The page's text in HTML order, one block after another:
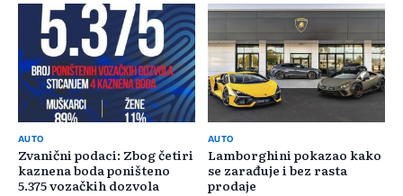
AUTO
Zvanični podaci: Zbog četiri
kaznena boda poništeno
5.375 vozačkih dozvola
AUTO
Lamborghini pokazao kako
se zarađuje i bez rasta
prodaje